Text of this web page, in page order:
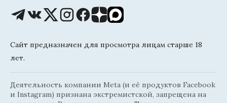
Сайт предназначен для просмотра лицам старше 18
лет.
Деятельность компании Meta (и её продуктов Facebook
и Instagram) признана экстремистской, запрещена на